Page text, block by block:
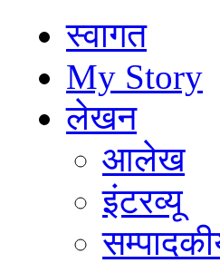
स्वागत
My Story
लेखन
आलेख
इंटरव्यू